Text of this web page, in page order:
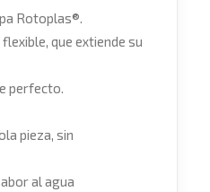
Rotoplas®.
que extiende su
perfecto.
pieza, sin
al agua